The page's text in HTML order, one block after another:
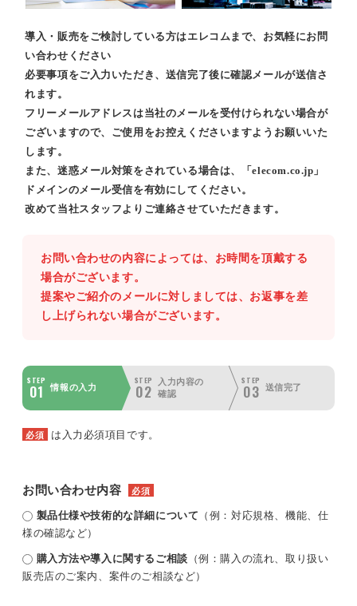
導入・販売をご検討している方はエレコムまで、お気軽にお問
い合わせください
必要事項をご入力いただき、送信完了後に確認メールが送信さ
れます。
フリーメールアドレスは当社のメールを受付けられない場合が
ございますので、ご使用をお控えくださいますようお願いいた
します。
また、迷惑メール対策をされている場合は、「elecom.co.jp」
ドメインのメール受信を有効にしてください。
改めて当社スタッフよりご連絡させていただきます。
お問い合わせの内容によっては、お時間を頂戴する
場合がございます。
提案やご紹介のメールに対しましては、お返事を差
し上げられない場合がございます。
STEP
01 情報の入力
STEP
02
入力内容の
確認
STEP
03 送信完了
必須 は入力必須項目です。
お問い合わせ内容 必須
製品仕様や技術的な詳細について （例：対応規格、機能、仕
様の確認など）
購入方法や導入に関するご相談 （例：購入の流れ、取り扱い
販売店のご案内、案件のご相談など）